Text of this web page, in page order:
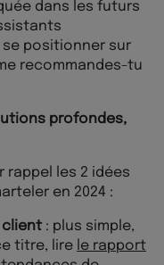
dans les futurs
se positionner sur
recommandes-tu
profondes,
les 2 idées
en 2024 :
client : plus simple,
titre, lire le rapport